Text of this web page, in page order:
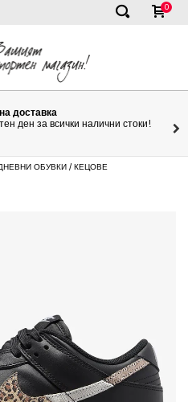
✕
0
за всички налични стоки!
ОБУВКИ / КЕЦОВЕ